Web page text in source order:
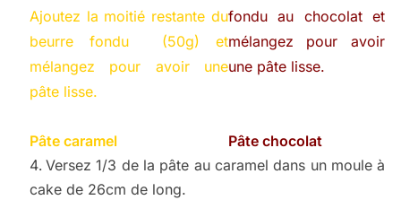
Ajoutez la moitié restante du
beurre fondu (50g) et
mélangez pour avoir une
pâte lisse.
fondu au chocolat et
mélangez pour avoir
une pâte lisse.
Pâte caramel
Pâte chocolat
Versez 1/3 de la pâte au caramel dans un moule à
cake de 26cm de long.